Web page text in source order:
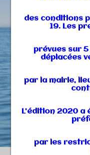
des conditions
19. Les
prévues sur
déplacées
par la mairie,
L’édition 2020
par les